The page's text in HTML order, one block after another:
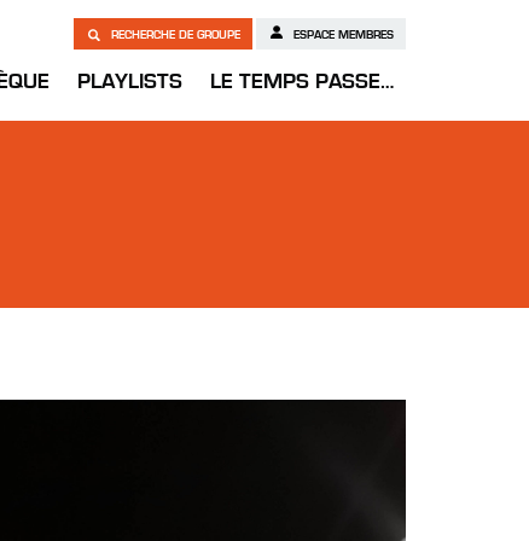
PLAYLISTS LE TEMPS PASSE…
RECHERCHE DE GROUPE ESPACE MEMBRES